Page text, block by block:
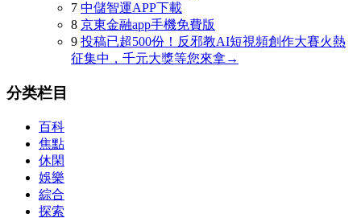
7 中儲智運APP下載
8 京東金融app手機免費版
9 投稿已超500份！反邪教AI短視頻創作大賽火熱
征集中，千元大獎等您來拿→
分类栏目
百科
焦點
休閑
娛樂
綜合
探索